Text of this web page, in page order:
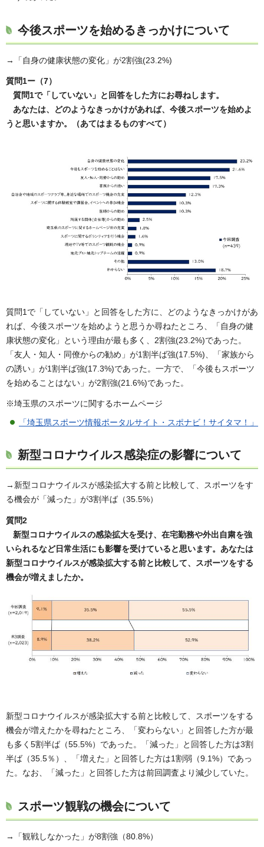
今後スポーツを始めるきっかけについて
→「自身の健康状態の変化」が2割強(23.2%)
質問1ー（7）
質問1で「していない」と回答をした方にお尋ねします。
あなたは、どのようなきっかけがあれば、今後スポーツを始めよ
うと思いますか。（あてはまるものすべて）
質問1で「していない」と回答をした方に、どのようなきっかけがあ
れば、今後スポーツを始めようと思うか尋ねたところ、「自身の健
康状態の変化」という理由が最も多く、2割強(23.2%)であった。
「友人・知人・同僚からの勧め」が1割半ば強(17.5%)、「家族から
の誘い」が1割半ば強(17.3%)であった。一方で、「今後もスポーツ
を始めることはない」が2割強(21.6%)であった。
※埼玉県のスポーツに関するホームページ
「埼玉県スポーツ情報ポータルサイト・スポナビ！サイタマ！」
新型コロナウイルス感染症の影響について
→新型コロナウイルスが感染拡大する前と比較して、スポーツをす
る機会が「減った」が3割半ば（35.5%）
質問2
新型コロナウイルスの感染拡大を受け、在宅勤務や外出自粛を強
いられるなど日常生活にも影響を受けていると思います。あなたは
新型コロナウイルスが感染拡大する前と比較して、スポーツをする
機会が増えましたか。
新型コロナウイルスが感染拡大する前と比較して、スポーツをする
機会が増えたかを尋ねたところ、「変わらない」と回答した方が最
も多く5割半ば（55.5%）であった。「減った」と回答した方は3割
半ば（35.5％）、「増えた」と回答した方は1割弱（9.1%）であっ
た。なお、「減った」と回答した方は前回調査より減少していた。
スポーツ観戦の機会について
→「観戦しなかった」が8割強（80.8%）